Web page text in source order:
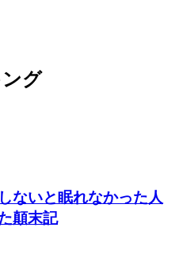
グ
ないと眠れなかった人
顛末記